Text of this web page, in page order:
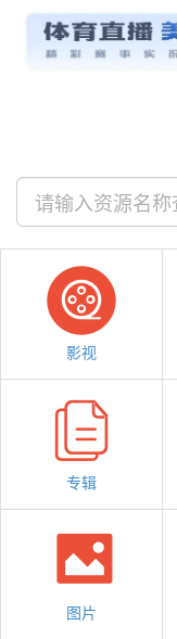
及搜盘 视频 专辑
影视
专辑
图片